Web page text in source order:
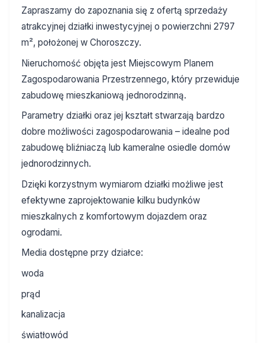
Zapraszamy do zapoznania się z ofertą sprzedaży
atrakcyjnej działki inwestycyjnej o powierzchni 2797
m², położonej w Choroszczy.
Nieruchomość objęta jest Miejscowym Planem
Zagospodarowania Przestrzennego, który przewiduje
zabudowę mieszkaniową jednorodzinną.
Parametry działki oraz jej kształt stwarzają bardzo
dobre możliwości zagospodarowania – idealne pod
zabudowę bliźniaczą lub kameralne osiedle domów
jednorodzinnych.
Dzięki korzystnym wymiarom działki możliwe jest
efektywne zaprojektowanie kilku budynków
mieszkalnych z komfortowym dojazdem oraz
ogrodami.
Media dostępne przy działce:
woda
prąd
kanalizacja
światłowód